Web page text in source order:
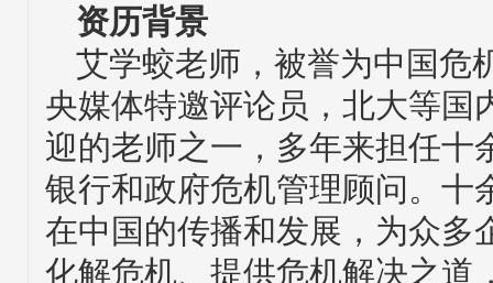
资历背景
艾学蛟老师，被誉为中国危
央媒体特邀评论员，北大等
迎的老师之一，多年来担任十
银行和政府危机管理顾问。十
在中国的传播和发展，为众多
化解危机、提供危机解决之道